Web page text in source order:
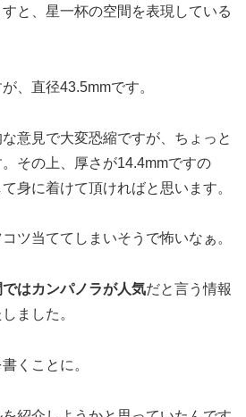
と、星一杯の空間を表現している
、直径43.5mmです。
意見で大変恐縮ですが、ちょっと
その上、厚さが14.4mmですの
身に着けて頂ければと思います。
ツ当ててしまいそうで怖いなぁ。
はカンパノラが人気だと言う情報
ました。
くことに。